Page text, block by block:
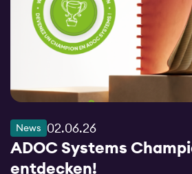
News 02.06.26
ADOC Systems
entdecken!